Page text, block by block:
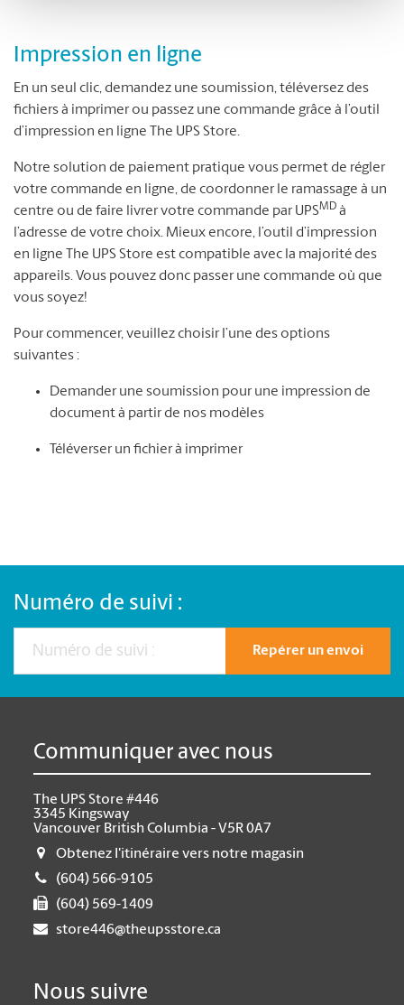
Impression en ligne
En un seul clic, demandez une soumission, téléversez des
fichiers à imprimer ou passez une commande grâce à l’outil
d’impression en ligne The UPS Store.
Notre solution de paiement pratique vous permet de régler
votre commande en ligne, de coordonner le ramassage à un
centre ou de faire livrer votre commande par UPSMD à
l’adresse de votre choix. Mieux encore, l’outil d’impression
en ligne The UPS Store est compatible avec la majorité des
appareils. Vous pouvez donc passer une commande où que
vous soyez!
Pour commencer, veuillez choisir l’une des options
suivantes :
Demander une soumission pour une impression de
document à partir de nos modèles
Téléverser un fichier à imprimer
Numéro de suivi :
Repérer un envoi
Communiquer avec nous
The UPS Store #446
3345 Kingsway
Vancouver British Columbia - V5R 0A7
Obtenez l'itinéraire vers notre magasin
(604) 566-9105
(604) 569-1409
store446@theupsstore.ca
Nous suivre